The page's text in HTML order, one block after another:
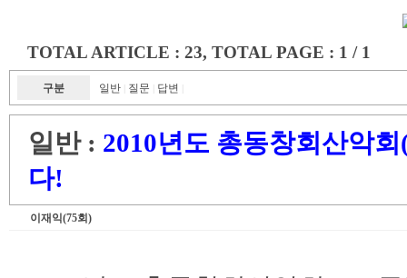
TOTAL ARTICLE : 23, TOTAL PAGE : 1 / 1
구분 일반 질문 답변
일반 : 2010년도 총동창회산악
다!
이재익(75회)